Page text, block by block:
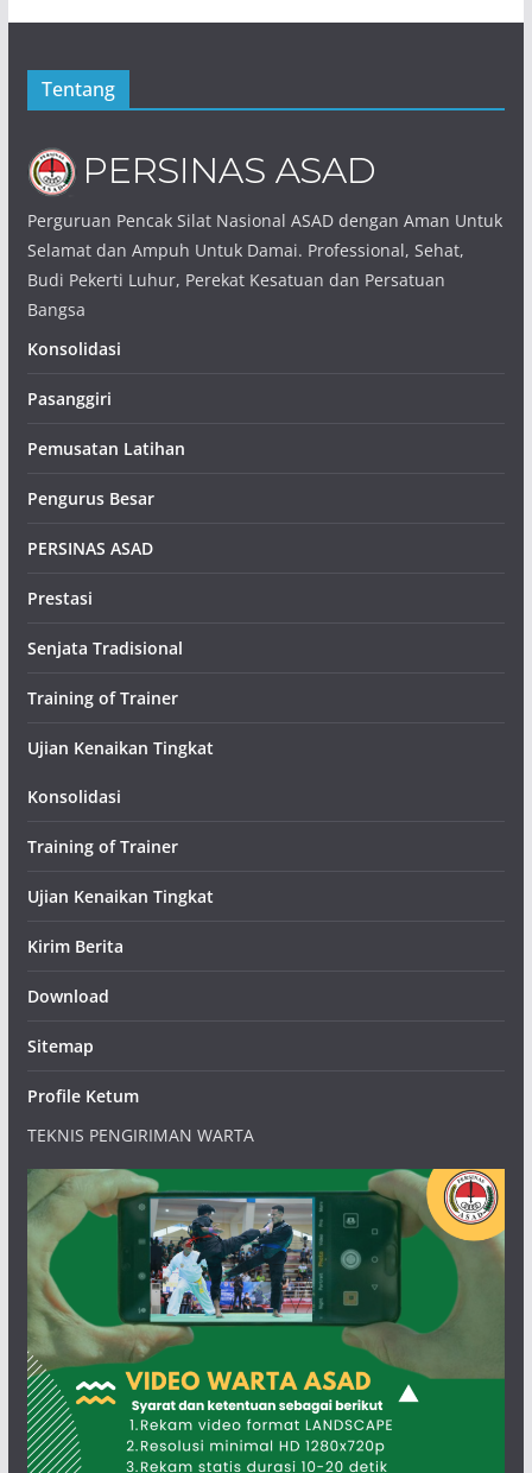
Tentang
Perguruan Pencak Silat Nasional ASAD dengan Aman Untuk
Selamat dan Ampuh Untuk Damai. Professional, Sehat,
Budi Pekerti Luhur, Perekat Kesatuan dan Persatuan
Bangsa
Konsolidasi
Pasanggiri
Pemusatan Latihan
Pengurus Besar
PERSINAS ASAD
Prestasi
Senjata Tradisional
Training of Trainer
Ujian Kenaikan Tingkat
Konsolidasi
Training of Trainer
Ujian Kenaikan Tingkat
Kirim Berita
Download
Sitemap
Profile Ketum
TEKNIS PENGIRIMAN WARTA